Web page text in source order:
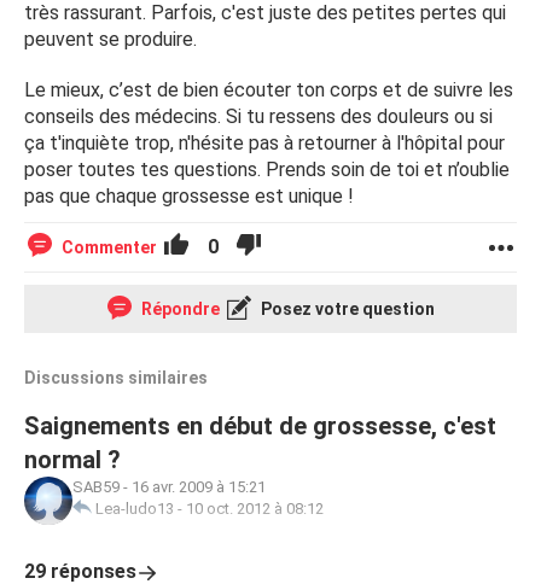
très rassurant. Parfois, c'est juste des petites pertes qui
peuvent se produire.
Le mieux, c’est de bien écouter ton corps et de suivre les
conseils des médecins. Si tu ressens des douleurs ou si
ça t'inquiète trop, n'hésite pas à retourner à l'hôpital pour
poser toutes tes questions. Prends soin de toi et n’oublie
pas que chaque grossesse est unique !
Commenter 0
Répondre Posez votre question
Discussions similaires
Saignements en début de grossesse, c'est
normal ?
SAB59 - 16 avr. 2009 à 15:21
Lea-ludo13 - 10 oct. 2012 à 08:12
29 réponses